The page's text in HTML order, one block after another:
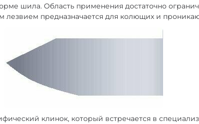
шила. Область применения достаточно
лезвием предназначается для колющих и
клинок, который встречается в